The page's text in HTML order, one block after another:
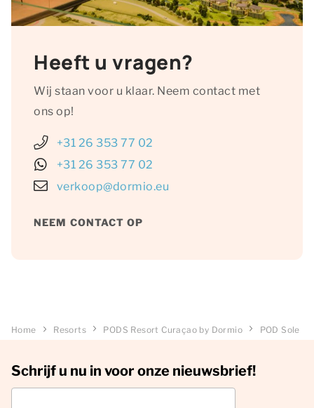
Heeft u vragen?
Wij staan voor u klaar. Neem contact met
ons op!
+31 26 353 77 02
+31 26 353 77 02
verkoop@dormio.eu
NEEM CONTACT OP
Home Resorts PODS Resort Curaçao by Dormio POD Sole
Schrijf u nu in voor onze nieuwsbrief!